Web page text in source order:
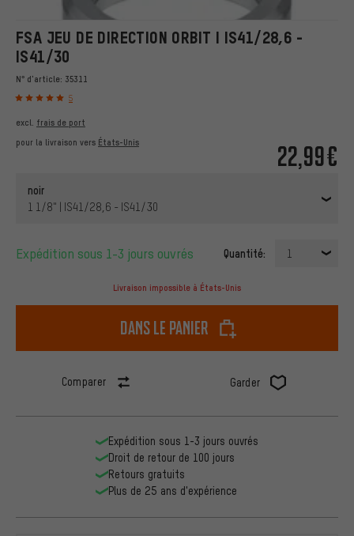
FSA JEU DE DIRECTION ORBIT I IS41/28,6 -
IS41/30
N° d'article: 35311
5
22,99€
excl. frais de port
pour la livraison vers États-Unis
noir
1 1/8" | IS41/28,6 - IS41/30
Expédition sous 1-3 jours ouvrés Quantité: 1
Livraison impossible à États-Unis
dans le panier
Comparer Garder
Expédition sous 1-3 jours ouvrés
Droit de retour de 100 jours
Retours gratuits
Plus de 25 ans d'expérience